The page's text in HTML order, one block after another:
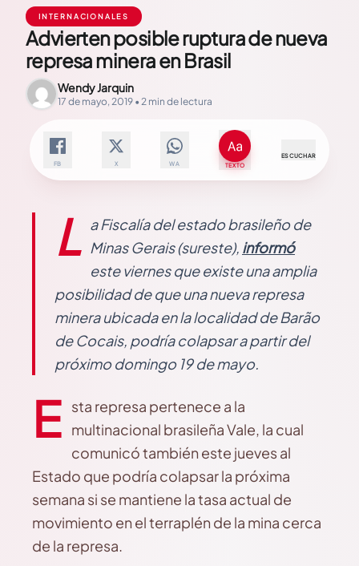
INTERNACIONALES
Advierten posible ruptura de nueva
represa minera en Brasil
Wendy Jarquin
17 de mayo, 2019 • 2 min de lectura
FB X WA TEXTO
ESCUCHAR
L a Fiscalía del estado brasileño de
Minas Gerais (sureste), informó
este viernes que existe una amplia
posibilidad de que una nueva represa
minera ubicada en la localidad de Barão
de Cocais, podría colapsar a partir del
próximo domingo 19 de mayo.
E sta represa pertenece a la
multinacional brasileña Vale, la cual
comunicó también este jueves al
Estado que podría colapsar la próxima
semana si se mantiene la tasa actual de
movimiento en el terraplén de la mina cerca
de la represa.